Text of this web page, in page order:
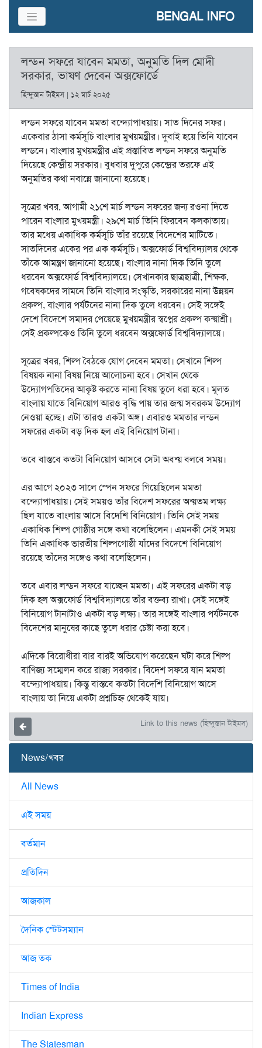
BENGAL INFO
লন্ডন সফরে যাবেন মমতা, অনুমতি দিল মোদী
সরকার, ভাষণ দেবেন অক্সফোর্ডে
হিন্দুস্তান টাইমস | ১২ মার্চ ২০২৫
লন্ডন সফরে যাবেন মমতা বন্দ্যোপাধ্য়ায়। সাত দিনের সফর।
একেবার ঠাসা কর্মসূচি বাংলার মুখ্য়মন্ত্রীর। দুবাই হয়ে তিনি যাবেন
লন্ডনে। বাংলার মুখ্য়মন্ত্রীর এই প্রস্তাবিত লন্ডন সফরে অনুমতি
দিয়েছে কেন্দ্রীয় সরকার। বুধবার দুপুরে কেন্দ্রের তরফে এই
অনুমতির কথা নবান্নে জানানো হয়েছে।
সূত্রের খবর, আগামী ২১শে মার্চ লন্ডন সফরের জন্য রওনা দিতে
পারেন বাংলার মুখ্য়মন্ত্রী। ২৯শে মার্চ তিনি ফিরবেন কলকাতায়।
তার মধ্য়ে একাধিক কর্মসূচি তাঁর রয়েছে বিদেশের মাটিতে।
সাতদিনের একের পর এক কর্মসূচি। অক্সফোর্ড বিশ্ববিদ্যালয় থেকে
তাঁকে আমন্ত্রণ জানানো হয়েছে। বাংলার নানা দিক তিনি তুলে
ধরবেন অক্সফোর্ড বিশ্ববিদ্যালয়ে। সেখানকার ছাত্রছাত্রী, শিক্ষক,
গবেষকদের সামনে তিনি বাংলার সংস্কৃতি, সরকারের নানা উন্নয়ন
প্রকল্প, বাংলার পর্যটনের নানা দিক তুলে ধরবেন। সেই সঙ্গেই
দেশে বিদেশে সমাদর পেয়েছে মুখ্য়মন্ত্রীর স্বপ্নের প্রকল্প কন্য়াশ্রী।
সেই প্রকল্পকেও তিনি তুলে ধরবেন অক্সফোর্ড বিশ্ববিদ্যালয়ে।
সূত্রের খবর, শিল্প বৈঠকে যোগ দেবেন মমতা। সেখানে শিল্প
বিষয়ক নানা বিষয় নিয়ে আলোচনা হবে। সেখান থেকে
উদ্যোগপতিদের আকৃষ্ট করতে নানা বিষয় তুলে ধরা হবে। মূলত
বাংলায় যাতে বিনিয়োগ আরও বৃদ্ধি পায় তার জন্য় সবরকম উদ্যোগ
নেওয়া হচ্ছে। এটা তারও একটা অঙ্গ। এবারও মমতার লন্ডন
সফরের একটা বড় দিক হল এই বিনিয়োগ টানা।
তবে বাস্তবে কতটা বিনিয়োগ আসবে সেটা অবশ্য় বলবে সময়।
এর আগে ২০২৩ সালে স্পেন সফরে গিয়েছিলেন মমতা
বন্দ্যোপাধ্য়ায়। সেই সময়ও তাঁর বিদেশ সফরের অন্য়তম লক্ষ্য
ছিল যাতে বাংলায় আসে বিদেশি বিনিয়োগ। তিনি সেই সময়
একাধিক শিল্প গোষ্ঠীর সঙ্গে কথা বলেছিলেন। এমনকী সেই সময়
তিনি একাধিক ভারতীয় শিল্পগোষ্ঠী যাঁদের বিদেশে বিনিয়োগ
রয়েছে তাঁদের সঙ্গেও কথা বলেছিলেন।
তবে এবার লন্ডন সফরে যাচ্ছেন মমতা। এই সফরের একটা বড়
দিক হল অক্সফোর্ড বিশ্ববিদ্যালয়ে তাঁর বক্তব্য রাখা। সেই সঙ্গেই
বিনিয়োগ টানাটাও একটা বড় লক্ষ্য। তার সঙ্গেই বাংলার পর্যটনকে
বিদেশের মানুষের কাছে তুলে ধরার চেষ্টা করা হবে।
এদিকে বিরোধীরা বার বারই অভিযোগ করেছেন ঘটা করে শিল্প
বাণিজ্য সম্মেলন করে রাজ্য সরকার। বিদেশ সফরে যান মমতা
বন্দ্যোপাধ্য়ায়। কিন্তু বাস্তবে কতটা বিদেশি বিনিয়োগ আসে
বাংলায় তা নিয়ে একটা প্রশ্নচিহ্ন থেকেই যায়।
Link to this news (হিন্দুস্তান টাইমস)
News/খবর
All News
এই সময়
বর্তমান
প্রতিদিন
আজকাল
দৈনিক স্টেটসম্যান
আজ তক
Times of India
Indian Express
The Statesman